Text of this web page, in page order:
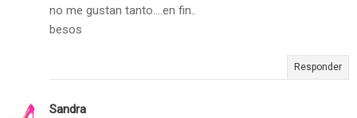
no me gustan tanto....en fin..
besos
Responder
Sandra